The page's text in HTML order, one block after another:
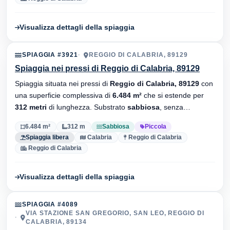
Visualizza dettagli della spiaggia
SPIAGGIA #3921 REGGIO DI CALABRIA, 89129
Spiaggia nei pressi di Reggio di Calabria, 89129
Spiaggia situata nei pressi di Reggio di Calabria, 89129 con
una superficie complessiva di 6.484 m² che si estende per
312 metri di lunghezza. Substrato sabbiosa , senza
6.484 m² 312 m Sabbiosa
Piccola
Spiaggia libera
Calabria
Reggio di Calabria
Reggio di Calabria
Visualizza dettagli della spiaggia
SPIAGGIA #4089
VIA STAZIONE SAN GREGORIO, SAN LEO, REGGIO DI
CALABRIA, 89134